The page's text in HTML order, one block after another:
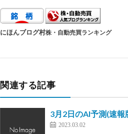
にほんブログ村株・自動売買ランキング
関連する記事
3月2日のAI予測(速報
2023.03.02